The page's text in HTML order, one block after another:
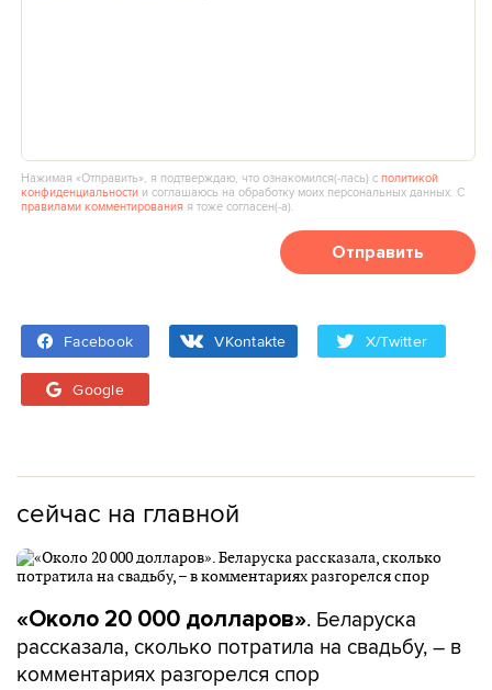
Нажимая «Отправить», я подтверждаю, что ознакомился(‑лась) сполитикой
конфиденциальности и соглашаюсь на обработку моих персональных данных. С
правилами комментирования я тоже согласен(‑а).
Отправить
Facebook VKontakte X/Twitter
Google
сейчас на главной
«Около 20 000 долларов». Беларуска
рассказала, сколько потратила на свадьбу, – в
комментариях разгорелся спор